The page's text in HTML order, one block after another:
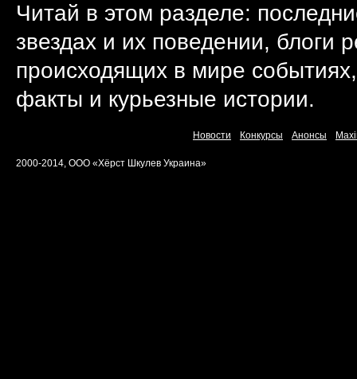
Читай в этом разделе:
звездах и их поведении, блоги
происходящих в мире
факты и курьезные истории.
Новости Конкурсы Анонсы
2000-2014, ООО «Хёрст Шкулев Украина»